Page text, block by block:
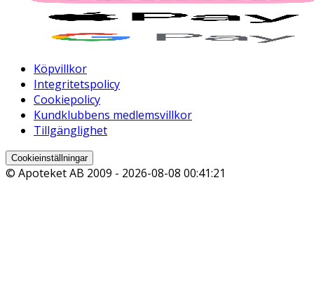
Köpvillkor
Integritetspolicy
Cookiepolicy
Kundklubbens medlemsvillkor
Tillgänglighet
Cookieinställningar
© Apoteket AB 2009 - 2026-08-08 00:41:21